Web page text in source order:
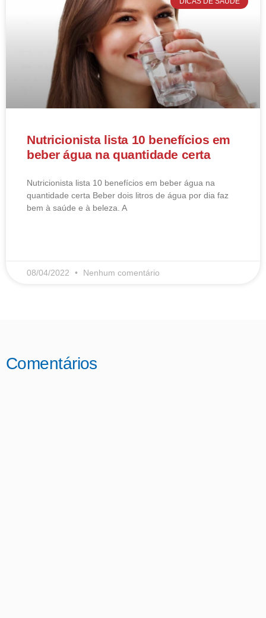
Nutricionista lista 10 benefícios em
beber água na quantidade certa
Nutricionista lista 10 benefícios em beber água na
quantidade certa Beber dois litros de água por dia faz
bem à saúde e à beleza. A
08/04/2022 Nenhum comentário
Comentários